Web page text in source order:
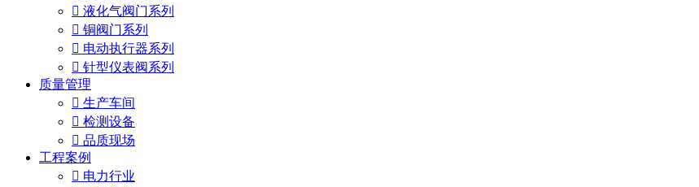
 液化气阀门系列
 铜阀门系列
 电动执行器系列
 针型仪表阀系列
质量管理
 生产车间
 检测设备
 品质现场
工程案例
 电力行业